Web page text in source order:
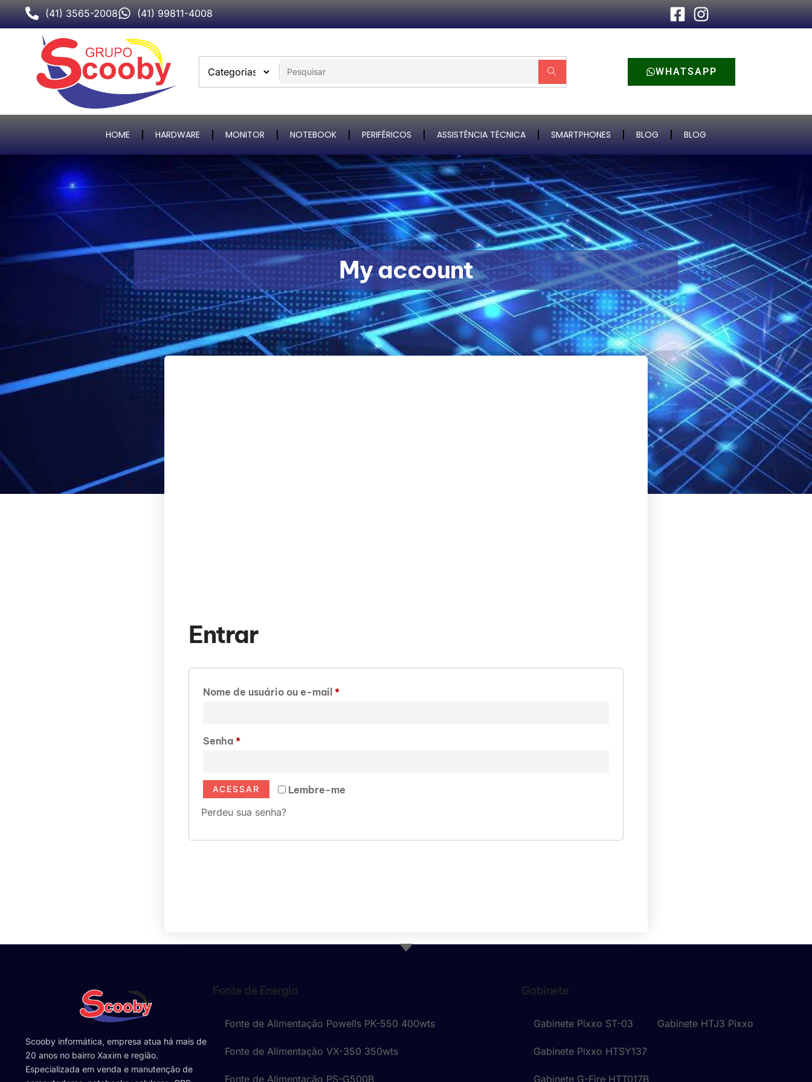
(41) 3565-2008 (41) 99811-4008
WHATSAPP
HOME HARDWARE MONITOR NOTEBOOK PERIFÉRICOS ASSISTÊNCIA TÉCNICA SMARTPHONES BLOG BLOG
My account
Entrar
Nome de usuário ou e-mail *
Senha *
Lembre-me
ACESSAR
Perdeu sua senha?
Scooby informática, empresa atua há mais de
20 anos no bairro Xaxim e região.
Especializada em venda e manutenção de
Fonte de Energia
Fonte de Alimentação Powells PK-550 400wts
Fonte de Alimentação VX-350 350wts
Fonte de Alimentação PS-G500B
Gabinete
Gabinete Pixxo ST-03 Gabinete HTJ3 Pixxo
Gabinete Pixxo HTSY137
Gabinete G-Fire HTT017B